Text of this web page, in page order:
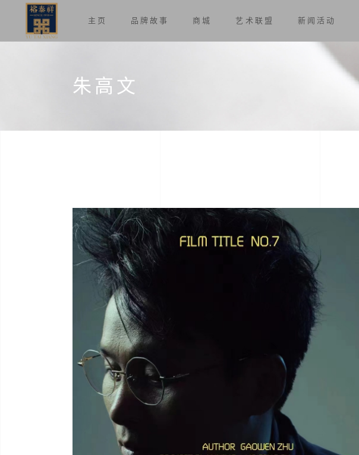
主页 品牌故事 商城 艺术联盟 新闻活动
朱高文